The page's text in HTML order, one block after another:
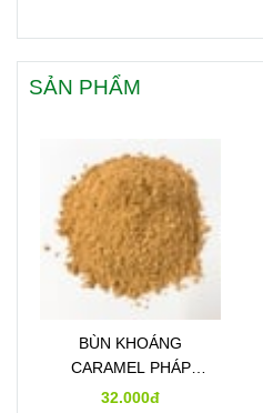
SẢN PHẨM
BÙN KHOÁNG
CARAMEL PHÁP
(CARAMEL CLAY)
32.000đ